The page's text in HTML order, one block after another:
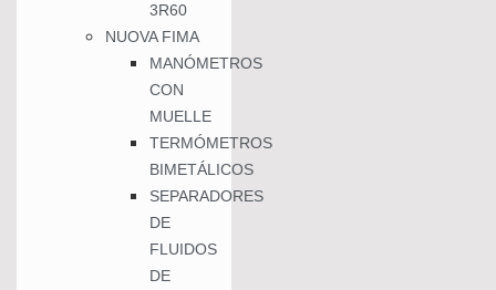
3R60
NUOVA FIMA
MANÓMETROS
CON
MUELLE
TERMÓMETROS
BIMETÁLICOS
SEPARADORES
DE
FLUIDOS
DE